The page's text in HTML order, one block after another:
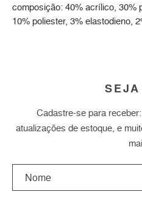
composição: 40% acrílico, 30%
10% poliester, 3% elastodieno,
Cadastre-se para
atualizações de estoque, e